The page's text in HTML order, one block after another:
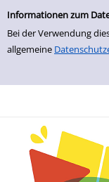
Informationen zum
Bei der Verwendung
allgemeine
zur Navigation springen
zum Inhalt springen
Zur Detailanzeige springen